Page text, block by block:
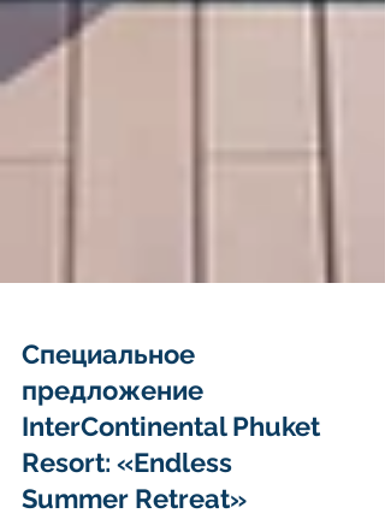
Специальное
предложение
InterContinental Phuket